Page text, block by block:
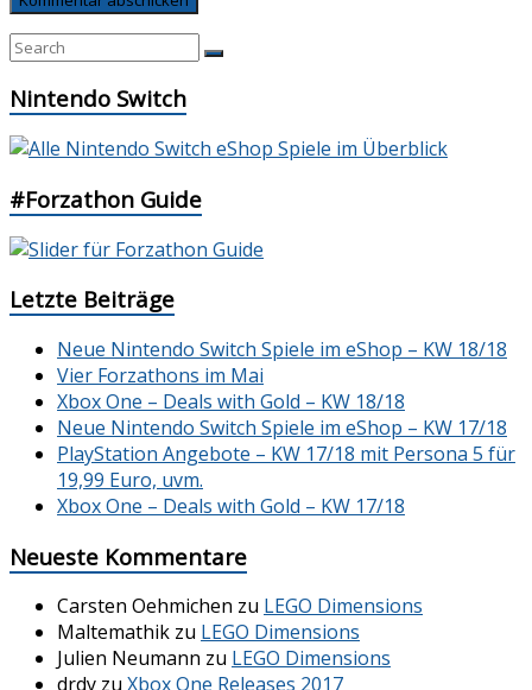
Nintendo Switch
#Forzathon Guide
Letzte Beiträge
Neue Nintendo Switch Spiele im eShop – KW 18/18
Vier Forzathons im Mai
Xbox One – Deals with Gold – KW 18/18
Neue Nintendo Switch Spiele im eShop – KW 17/18
PlayStation Angebote – KW 17/18 mit Persona 5 für
19,99 Euro, uvm.
Xbox One – Deals with Gold – KW 17/18
Neueste Kommentare
Carsten Oehmichen zu LEGO Dimensions
Maltemathik zu LEGO Dimensions
Julien Neumann zu LEGO Dimensions
drdy zu Xbox One Releases 2017